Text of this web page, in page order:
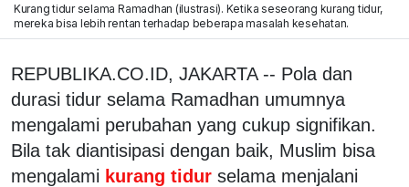
Kurang tidur selama Ramadhan (ilustrasi). Ketika seseorang kurang tidur,
mereka bisa lebih rentan terhadap beberapa masalah kesehatan.
REPUBLIKA.CO.ID, JAKARTA -- Pola dan
durasi tidur selama Ramadhan umumnya
mengalami perubahan yang cukup signifikan.
Bila tak diantisipasi dengan baik, Muslim bisa
mengalami kurang tidur selama menjalani